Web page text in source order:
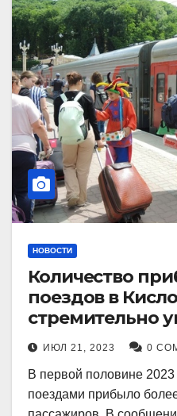
НОВОСТИ
Количество
поездов в
стремительно
ИЮЛ 21, 2023 0
В первой половине
поездами прибыло